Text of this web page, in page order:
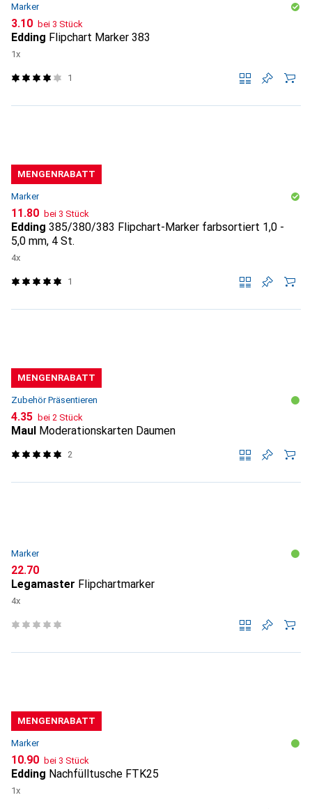
Marker
CHF
3.10 bei 3 Stück
Edding Flipchart Marker 383
1x
1
MENGENRABATT
Marker
CHF
11.80 bei 3 Stück
Edding 385/380/383 Flipchart-Marker farbsortiert 1,0 -
5,0 mm, 4 St.
4x
1
MENGENRABATT
Zubehör Präsentieren
CHF
4.35 bei 2 Stück
Maul Moderationskarten Daumen
2
Marker
CHF
22.70
Legamaster Flipchartmarker
4x
MENGENRABATT
Marker
CHF
10.90 bei 3 Stück
Edding Nachfülltusche FTK25
1x